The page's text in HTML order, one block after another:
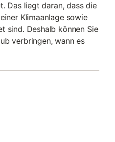
Das liegt daran, dass die
Klimaanlage sowie
sind. Deshalb können Sie
verbringen, wann es